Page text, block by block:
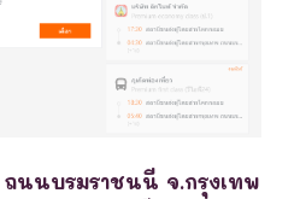
ถนนบรมราชนนี จ.กรุงเทพ